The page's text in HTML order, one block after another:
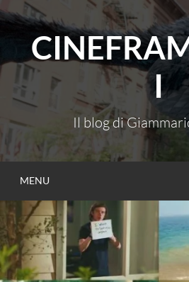
Vai
contenuto
I
Il blog di
MENU